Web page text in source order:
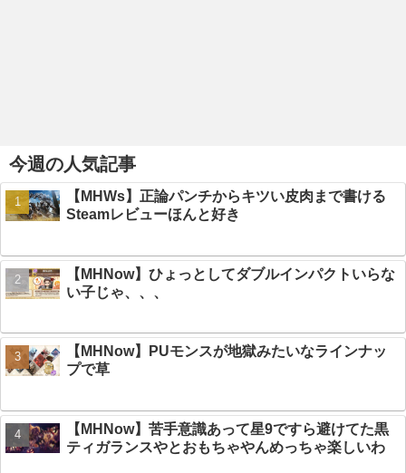
今週の人気記事
【MHWs】正論パンチからキツい皮肉まで書ける
Steamレビューほんと好き
【MHNow】ひょっとしてダブルインパクトいらな
い子じゃ、、、
【MHNow】PUモンスが地獄みたいなラインナッ
プで草
【MHNow】苦手意識あって星9ですら避けてた黒
ティガランスやとおもちゃやんめっちゃ楽しいわ